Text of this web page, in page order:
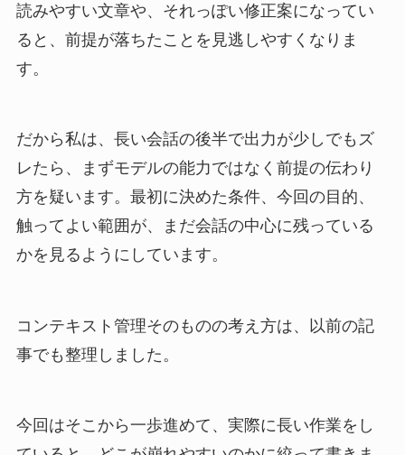
読みやすい文章や、それっぽい修正案になってい
ると、前提が落ちたことを見逃しやすくなりま
す。
だから私は、長い会話の後半で出力が少しでもズ
レたら、まずモデルの能力ではなく前提の伝わり
方を疑います。最初に決めた条件、今回の目的、
触ってよい範囲が、まだ会話の中心に残っている
かを見るようにしています。
コンテキスト管理そのものの考え方は、以前の記
事でも整理しました。
今回はそこから一歩進めて、実際に長い作業をし